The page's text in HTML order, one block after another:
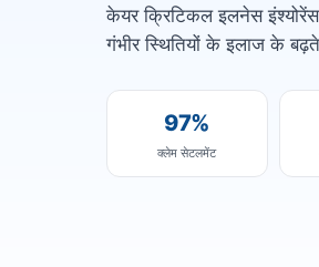
केयर क्रिटिकल इलनेस
गंभीर स्थितियों के इलाज के बढ़ते
97%
क्लेम सेटलमेंट